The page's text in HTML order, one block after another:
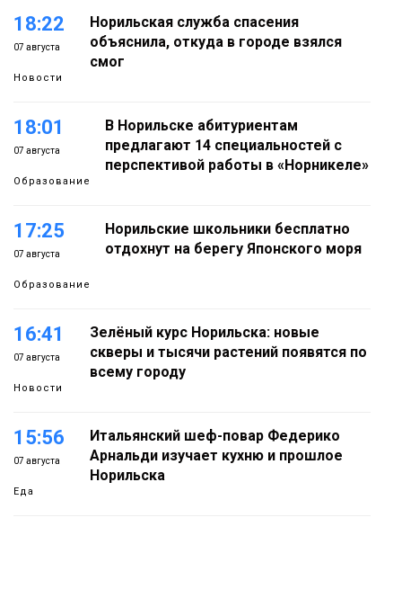
18:22
07 августа
Новости
Норильская служба спасения
объяснила, откуда в городе взялся
смог
18:01
07 августа
Образование
В Норильске абитуриентам
предлагают 14 специальностей с
перспективой работы в «Норникеле»
17:25
07 августа
Образование
Норильские школьники бесплатно
отдохнут на берегу Японского моря
16:41
07 августа
Новости
Зелёный курс Норильска: новые
скверы и тысячи растений появятся по
всему городу
15:56
07 августа
Еда
Итальянский шеф-повар Федерико
Арнальди изучает кухню и прошлое
Норильска